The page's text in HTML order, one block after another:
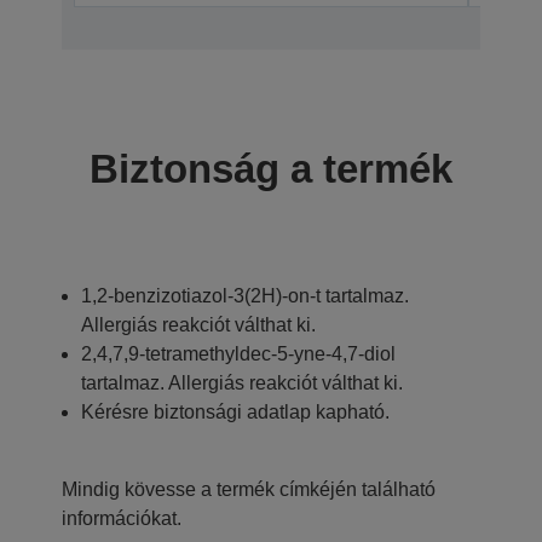
Biztonság a termék
1,2-benzizotiazol-3(2H)-on-t tartalmaz.
Allergiás reakciót válthat ki.
2,4,7,9-tetramethyldec-5-yne-4,7-diol
tartalmaz. Allergiás reakciót válthat ki.
Kérésre biztonsági adatlap kapható.
Mindig kövesse a termék címkéjén található
információkat.